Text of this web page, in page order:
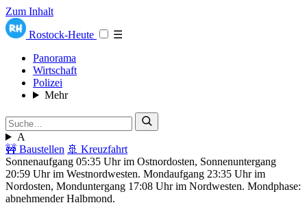
Zum Inhalt
Rostock-Heute
☰
Panorama
Wirtschaft
Polizei
Mehr
A
🚧 Baustellen 🚢 Kreuzfahrt
Sonnenaufgang 05:35 Uhr im Ostnordosten, Sonnenuntergang
20:59 Uhr im Westnordwesten. Mondaufgang 23:35 Uhr im
Nordosten, Monduntergang 17:08 Uhr im Nordwesten. Mondphase:
abnehmender Halbmond.